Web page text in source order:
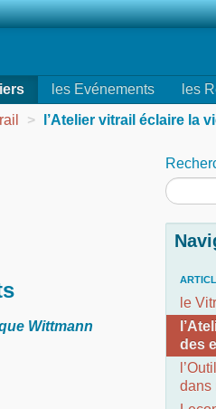
les Evénements les
> l’Atelier vitrail éclaire la
Wittmann
le
des
dans